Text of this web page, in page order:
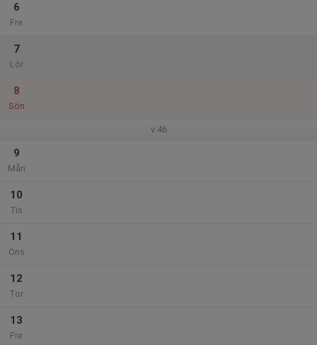
6
Fre
7
Lör
8
Sön
v.46
9
Mån
10
Tis
11
Ons
12
Tor
13
Fre